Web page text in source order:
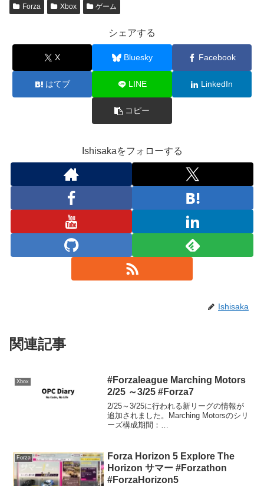
Forza Xbox ゲーム
シェアする
X Bluesky Facebook
はてブ LINE LinkedIn
コピー
Ishisakaをフォローする
Ishisaka
関連記事
Xbox
#Forzaleague Marching Motors
2/25 ～3/25 #Forza7
2/25～3/25に行われる新リーグの情報が
追加されました。Marching Motorsのシリ
ーズ構成期間：
Editi...
Forza
Forza Horizon 5 Explore The
Horizon サマー #Forzathon
#ForzaHorizon5